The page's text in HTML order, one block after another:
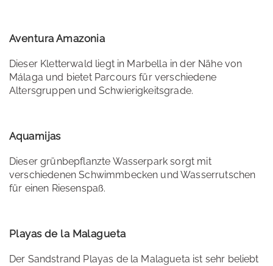
Aventura Amazonia
Dieser Kletterwald liegt in Marbella in der Nähe von
Málaga und bietet Parcours für verschiedene
Altersgruppen und Schwierigkeitsgrade.
Aquamijas
Dieser grünbepflanzte Wasserpark sorgt mit
verschiedenen Schwimmbecken und Wasserrutschen
für einen Riesenspaß.
Playas de la Malagueta
Der Sandstrand Playas de la Malagueta ist sehr beliebt